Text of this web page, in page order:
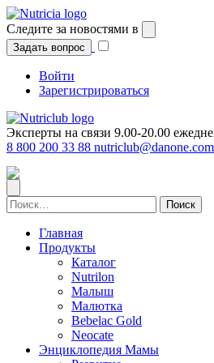
Перейти
к
содержимому
Следите за новостями в
Задать вопрос
Войти
Зарегистрироваться
Эксперты на связи 9.00-20.00
8 800 200 33 88 nutriclub@danone.com
Найти:
Главная
Продукты
Каталог
Nutrilon
Малыш
Малютка
Bebelac Gold
Neocate
Энциклопедия Мамы